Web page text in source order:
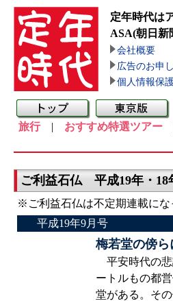
定年時代は
ASA(朝日新
会社概要
広告のお申
個人情報保
旅行| おすすめ特選ツアー
ご利益石仏 平成19年・18
※ご利益石仏は不定期連載にな
平成19年9月号
梅若堂の傍ら
平安時代の悲
ートルもの都
堂がある。そ